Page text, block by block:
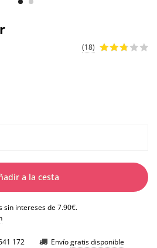
(18)
a la cesta
sin intereses de 7.90€.
172 Envíogratis disponible